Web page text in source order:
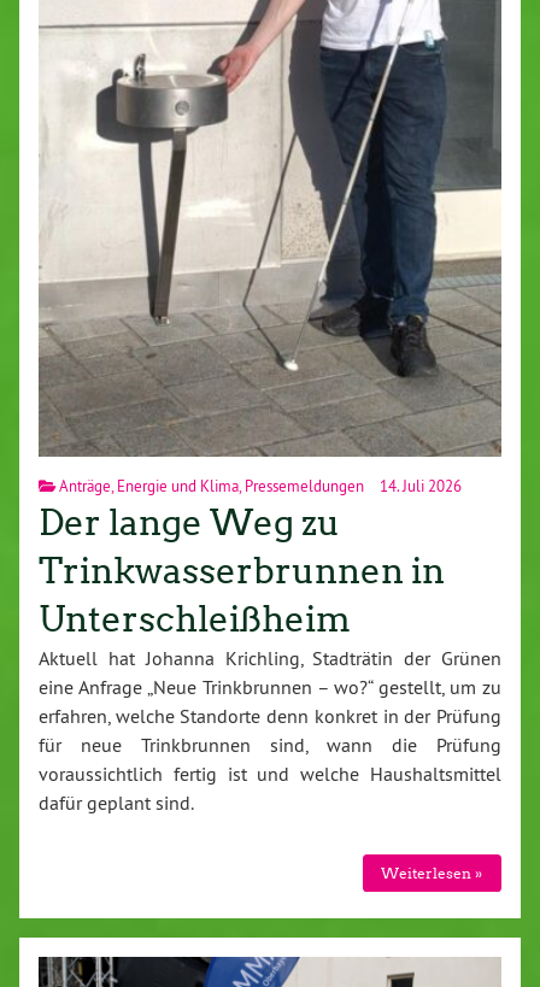
Anträge Energie und Klima Pressemeldungen 14. Juli 2026
Der lange Weg zu
Trinkwasserbrunnen in
Unterschleißheim
Aktuell hat Johanna Krichling, Stadträtin der Grünen
eine Anfrage „Neue Trinkbrunnen – wo?“ gestellt, um zu
erfahren, welche Standorte denn konkret in der Prüfung
für neue Trinkbrunnen sind, wann die Prüfung
voraussichtlich fertig ist und welche Haushaltsmittel
dafür geplant sind.
Weiterlesen »